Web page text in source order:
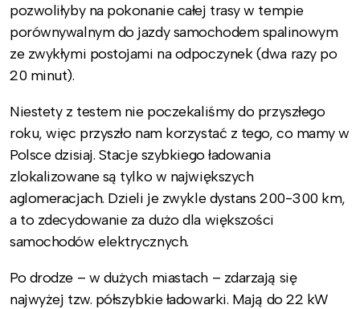
pozwoliłyby na pokonanie całej trasy w tempie
porównywalnym do jazdy samochodem spalinowym
ze zwykłymi postojami na odpoczynek (dwa razy po
20 minut).
Niestety z testem nie poczekaliśmy do przyszłego
roku, więc przyszło nam korzystać z tego, co mamy w
Polsce dzisiaj. Stacje szybkiego ładowania
zlokalizowane są tylko w największych
aglomeracjach. Dzieli je zwykle dystans 200-300 km,
a to zdecydowanie za dużo dla większości
samochodów elektrycznych.
Po drodze – w dużych miastach – zdarzają się
najwyżej tzw. półszybkie ładowarki. Mają do 22 kW